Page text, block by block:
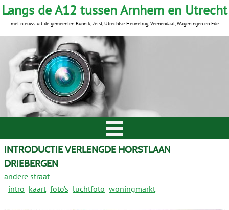
INTRODUCTIE VERLENGDE HORSTLAAN
DRIEBERGEN
andere straat
intro kaart foto’s luchtfoto woningmarkt
Langs de A12 tussen Arnhem en Utrecht
met nieuws uit de gemeenten Bunnik, Zeist, Utrechtse Heuvelrug, Veenendaal, Wageningen en Ede